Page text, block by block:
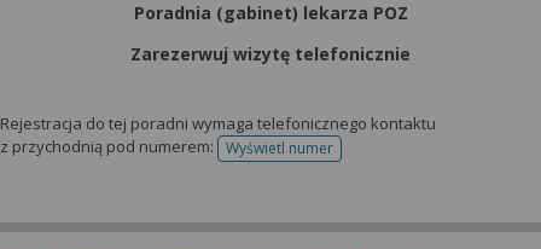
Poradnia (gabinet) lekarza POZ
Zarezerwuj wizytę telefonicznie
Rejestracja do tej poradni wymaga telefonicznego kontaktu
z przychodnią pod numerem:
Wyświetl numertelefonu do rejestracji